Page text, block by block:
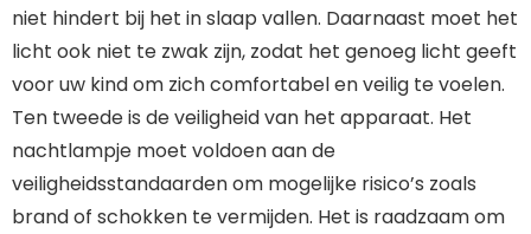
niet hindert bij het in slaap vallen. Daarnaast moet het
licht ook niet te zwak zijn, zodat het genoeg licht geeft
voor uw kind om zich comfortabel en veilig te voelen.
Ten tweede is de veiligheid van het apparaat. Het
nachtlampje moet voldoen aan de
veiligheidsstandaarden om mogelijke risico’s zoals
brand of schokken te vermijden. Het is raadzaam om